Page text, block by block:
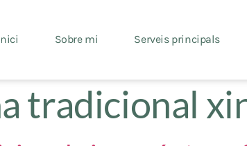
Sobre mi Serveis principals
tradicional